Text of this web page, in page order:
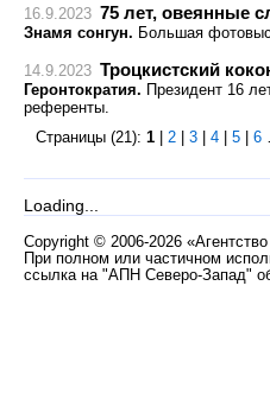
16.9.2023 75 лет, овеянные
Знамя сонгун. Большая
14.9.2023 Троцкистский
Геронтократия. Президент 16
референты.
Страницы (21): 1 2 3 4 5 6
Loading...
Copyright © 2006-2026
При полном или частичном
ссылка на "АПН Северо-Запад"